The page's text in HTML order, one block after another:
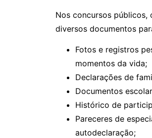
Nos concursos
diversos documentos
Fotos e registros
momentos da vida;
Declarações de
Documentos
Histórico de
Pareceres de
autodeclaração;